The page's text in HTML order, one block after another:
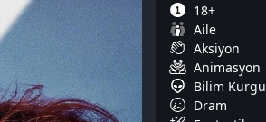
18+
Aile
Aksiyon
Animasyon
Bilim Kurgu
Dram